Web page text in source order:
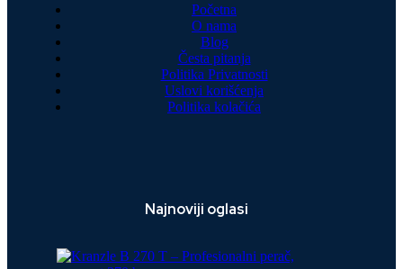
Početna
O nama
Blog
Česta pitanja
Politika Privatnosti
Uslovi korišćenja
Politika kolačića
Najnoviji oglasi